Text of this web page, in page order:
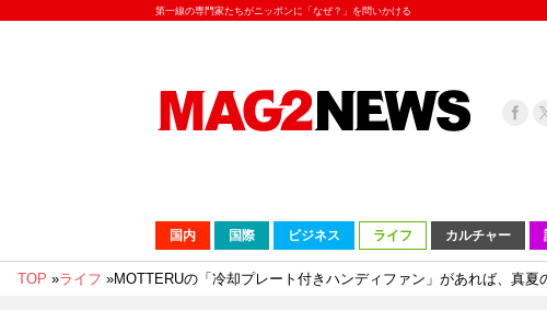
第一線の専門家たちがニッポンに「なぜ？」を問いかける
国内 国際 ビジネス ライフ カルチャー
TOP »ライフ »MOTTERUの「冷却プレート付きハンディファン」があれば、真夏